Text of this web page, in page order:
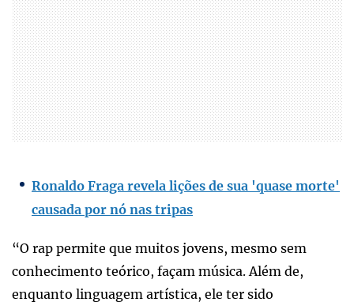
Ronaldo Fraga revela lições de sua 'quase morte'
causada por nó nas tripas
“O rap permite que muitos jovens, mesmo sem
conhecimento teórico, façam música. Além de,
enquanto linguagem artística, ele ter sido